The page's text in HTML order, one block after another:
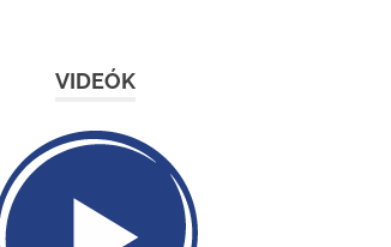
VIDEÓK